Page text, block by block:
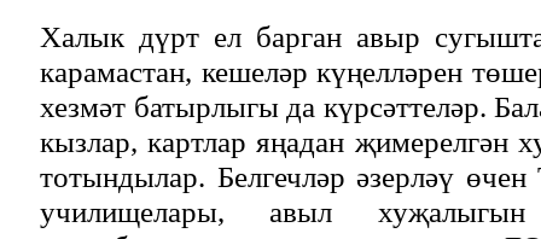
Халык дүрт ел барган авыр
карамастан, кешеләр күңелләрен
хезмәт батырлыгы да күрсәттеләр.
кызлар, картлар яңадан җимерелгән
тотындылар. Белгечләр әзерләү
училищелары, авыл хуҗалыгын